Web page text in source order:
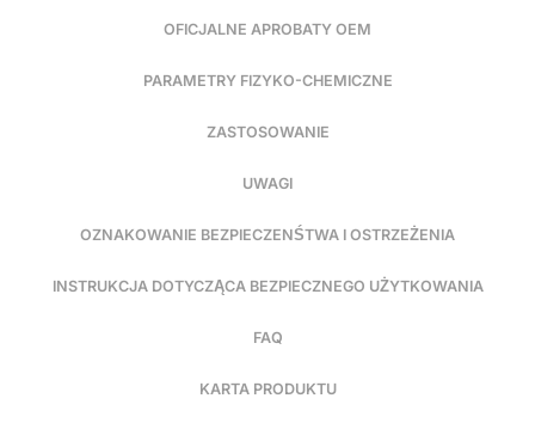
OFICJALNE APROBATY OEM
PARAMETRY FIZYKO-CHEMICZNE
ZASTOSOWANIE
UWAGI
OZNAKOWANIE BEZPIECZENŚTWA I OSTRZEŻENIA
INSTRUKCJA DOTYCZĄCA BEZPIECZNEGO UŻYTKOWANIA
FAQ
KARTA PRODUKTU